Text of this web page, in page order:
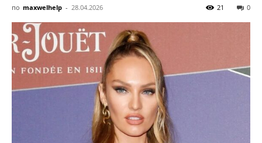
по maxwelhelp - 28.04.2026 0
21